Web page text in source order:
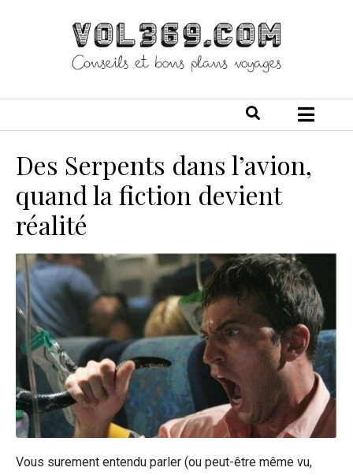
Des Serpents dans l’avion,
quand la fiction devient
réalité
Vous surement entendu parler (ou peut-être même vu,